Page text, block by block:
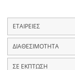
ΕΤΑΙΡΕΙΕΣ
Angelcare
ΔΙΑΘΕΣΙΜΟΤΗΤΑ
ΣΕ ΕΚΠΤΩΣΗ